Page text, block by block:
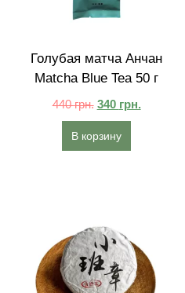
Голубая матча Анчан
Matcha Blue Tea 50 г
440грн. 340 грн.
В корзину